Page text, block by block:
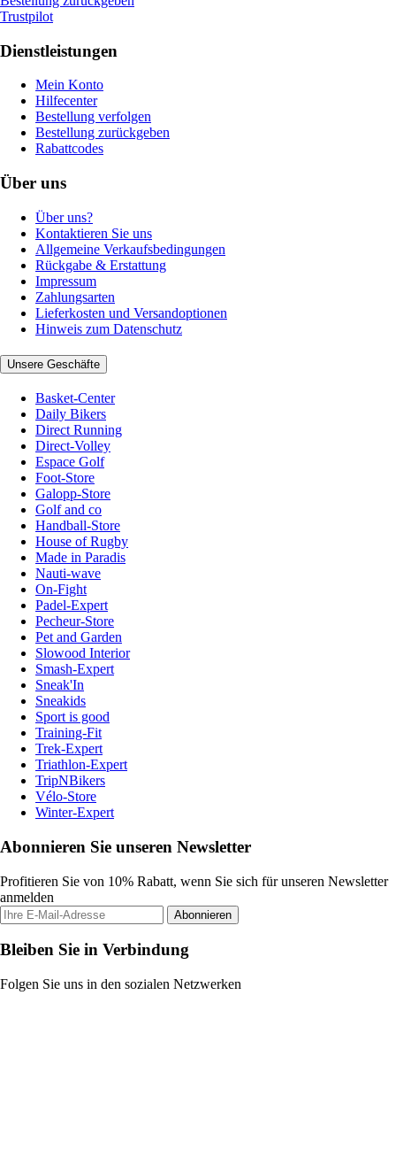
Trustpilot
Dienstleistungen
Mein Konto
Hilfecenter
Bestellung verfolgen
Bestellung zurückgeben
Rabattcodes
Über uns
Über uns?
Kontaktieren Sie uns
Allgemeine Verkaufsbedingungen
Rückgabe & Erstattung
Impressum
Zahlungsarten
Lieferkosten und Versandoptionen
Hinweis zum Datenschutz
Unsere Geschäfte
Basket-Center
Daily Bikers
Direct Running
Direct-Volley
Espace Golf
Foot-Store
Galopp-Store
Golf and co
Handball-Store
House of Rugby
Made in Paradis
Nauti-wave
On-Fight
Padel-Expert
Pecheur-Store
Pet and Garden
Slowood Interior
Smash-Expert
Sneak'In
Sneakids
Sport is good
Training-Fit
Trek-Expert
Triathlon-Expert
TripNBikers
Vélo-Store
Winter-Expert
Abonnieren Sie unseren Newsletter
Profitieren Sie von 10% Rabatt, wenn Sie sich für unseren Newsletter
anmelden
Abonnieren
Bleiben Sie in Verbindung
Folgen Sie uns in den sozialen Netzwerken